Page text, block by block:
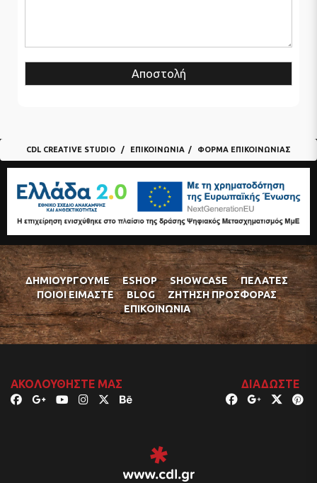
Αποστολή
CDL CREATIVE STUDIO ΕΠΙΚΟΙΝΩΝΊΑ ΦΌΡΜΑ ΕΠΙΚΟΙΝΩΝΊΑΣ
ΔΗΜΙΟΥΡΓΟΎΜΕ ESHOP SHOWCASE
ΠΕΛΆΤΕΣ
ΠΟΙΟΊ ΕΊΜΑΣΤΕ
BLOG
ΖΉΤΗΣΗ ΠΡΟΣΦΟΡΆΣ
ΕΠΙΚΟΙΝΩΝΊΑ
ΑΚΟΛΟΥΘΉΣΤΕ ΜΑΣ ΔΙΑΔΏΣΤΕ